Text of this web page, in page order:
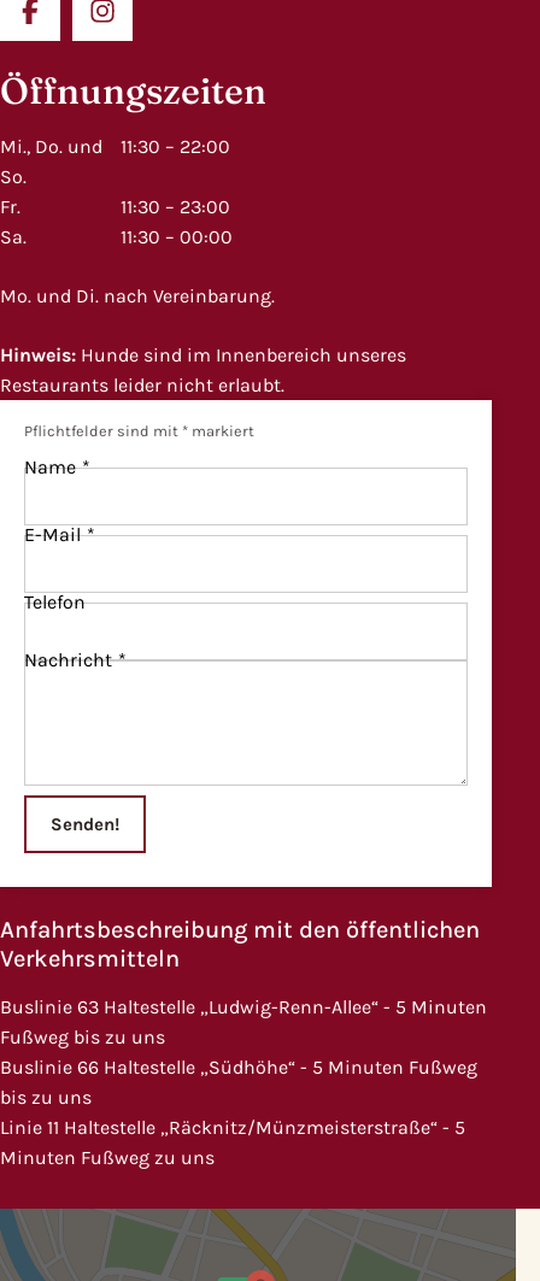
Öffnungszeiten
Mi., Do. und
So.
11:30 – 22:00
Fr.
11:30 – 23:00
Sa.
11:30 – 00:00
Mo. und Di. nach Vereinbarung.
Hinweis: Hunde sind im Innenbereich unseres
Restaurants leider nicht erlaubt.
Pflichtfelder sind mit * markiert
Name *
E-Mail *
Telefon
Nachricht *
Senden!
Anfahrtsbeschreibung mit den öffentlichen
Verkehrsmitteln
Buslinie 63 Haltestelle „Ludwig-Renn-Allee“ - 5 Minuten
Fußweg bis zu uns
Buslinie 66 Haltestelle „Südhöhe“ - 5 Minuten Fußweg
bis zu uns
Linie 11 Haltestelle „Räcknitz/Münzmeisterstraße“ - 5
Minuten Fußweg zu uns
Inhalt
von